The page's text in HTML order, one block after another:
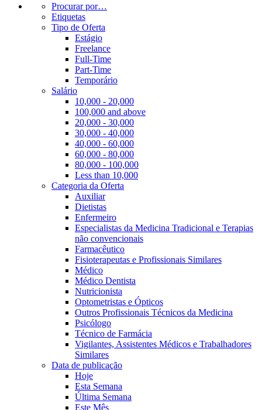
Procurar por…
Etiquetas
Tipo de Oferta
Estágio
Freelance
Full-Time
Part-Time
Temporário
Salário
10,000 - 20,000
100,000 and above
20,000 - 30,000
30,000 - 40,000
40,000 - 60,000
60,000 - 80,000
80,000 - 100,000
Less than 10,000
Categoria da Oferta
Auxiliar
Dietistas
Enfermeiro
Especialistas da Medicina Tradicional e Terapias
não convencionais
Farmacêutico
Fisioterapeutas e Profissionais Similares
Médico
Médico Dentista
Nutricionista
Optometristas e Ópticos
Outros Profissionais Técnicos da Medicina
Psicólogo
Técnico de Farmácia
Vigilantes, Assistentes Médicos e Trabalhadores
Similares
Data de publicação
Hoje
Esta Semana
Última Semana
Este Mês